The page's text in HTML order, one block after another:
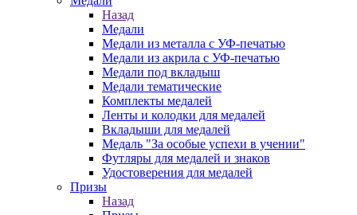
Назад
Медали
Медали из металла с УФ-печатью
Медали из акрила с УФ-печатью
Медали под вкладыш
Медали тематические
Комплекты медалей
Ленты и колодки для медалей
Вкладыши для медалей
Медаль "За особые успехи в учении"
Футляры для медалей и знаков
Удостоверения для медалей
Призы
Назад